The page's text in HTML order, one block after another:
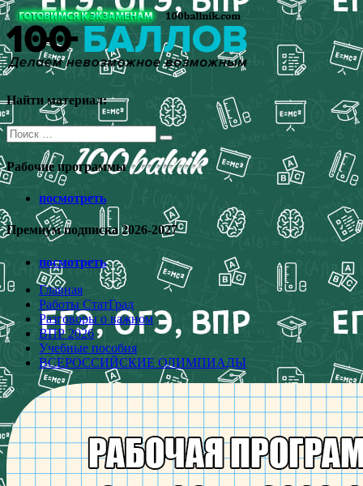
Перейти
к
содержимому
Найти материал:
Поиск
для:
Рабочие программы
посмотреть
Премиум подписка 2026-2027
посмотреть
Главная
Работы СтатГрад
Разговоры о важном
ВПР 2026
Учебные пособия
ВСЕРОССИЙСКИЕ ОЛИМПИАДЫ